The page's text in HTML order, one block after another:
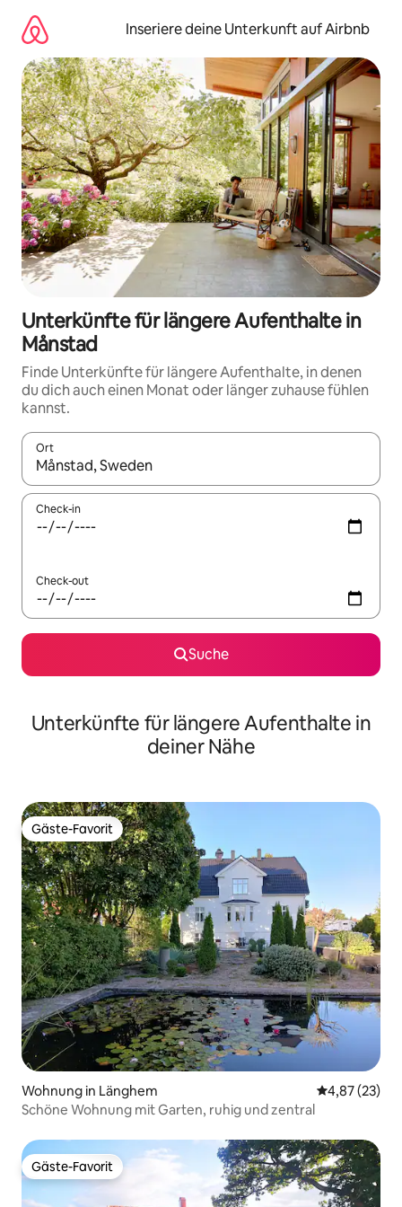
Inhalten
springen
Inseriere deine Unterkunft auf Airbnb
Unterkünfte für längere Aufenthalte in
Månstad
Finde Unterkünfte für längere Aufenthalte, in denen
du dich auch einen Monat oder länger zuhause fühlen
kannst.
Ort
Wenn Ergebnisse verfügbar sind, navigiere mit den
Check-in
Check-out
Suche
Unterkünfte für längere Aufenthalte in
deiner Nähe
Gäste-Favorit
Gäste-Favorit
Wohnung in Länghem
4,87 (23)
Schöne Wohnung mit Garten, ruhig und zentral
Gäste-Favorit
Gäste-Favorit